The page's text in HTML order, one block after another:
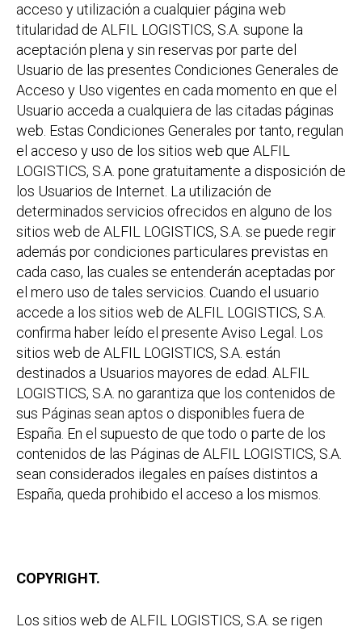
acceso y utilización a cualquier página web
titularidad de ALFIL LOGISTICS, S.A. supone la
aceptación plena y sin reservas por parte del
Usuario de las presentes Condiciones Generales de
Acceso y Uso vigentes en cada momento en que el
Usuario acceda a cualquiera de las citadas páginas
web. Estas Condiciones Generales por tanto, regulan
el acceso y uso de los sitios web que ALFIL
LOGISTICS, S.A. pone gratuitamente a disposición de
los Usuarios de Internet. La utilización de
determinados servicios ofrecidos en alguno de los
sitios web de ALFIL LOGISTICS, S.A. se puede regir
además por condiciones particulares previstas en
cada caso, las cuales se entenderán aceptadas por
el mero uso de tales servicios. Cuando el usuario
accede a los sitios web de ALFIL LOGISTICS, S.A.
confirma haber leído el presente Aviso Legal. Los
sitios web de ALFIL LOGISTICS, S.A. están
destinados a Usuarios mayores de edad. ALFIL
LOGISTICS, S.A. no garantiza que los contenidos de
sus Páginas sean aptos o disponibles fuera de
España. En el supuesto de que todo o parte de los
contenidos de las Páginas de ALFIL LOGISTICS, S.A.
sean considerados ilegales en países distintos a
España, queda prohibido el acceso a los mismos.
COPYRIGHT.
Los sitios web de ALFIL LOGISTICS, S.A. se rigen